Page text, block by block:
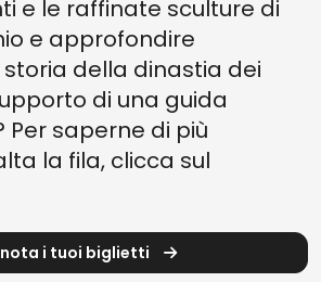
e le raffinate sculture di
e approfondire
della dinastia dei
di una guida
saperne di più
la fila, clicca sul
i tuoi biglietti